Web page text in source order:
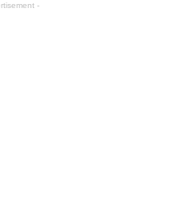
-